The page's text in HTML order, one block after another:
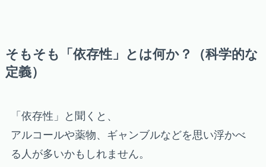
そもそも「依存性」とは何か？（科学的な
定義）
「依存性」と聞くと、
アルコールや薬物、ギャンブルなどを思い浮かべ
る人が多いかもしれません。